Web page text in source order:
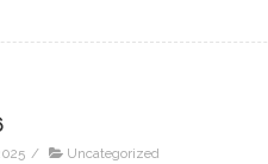
/ Uncategorized